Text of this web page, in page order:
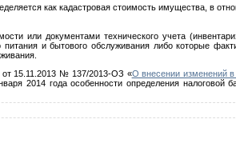
как кадастровая стоимость имущества, в
или документами технического учета
и бытового обслуживания либо которые
от 15.11.2013 № 137/2013-ОЗ «О внесении изменений в
2014 года особенности определения налоговой